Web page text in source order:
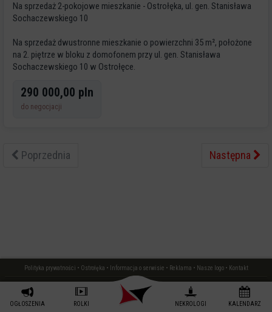
Na sprzedaż 2-pokojowe mieszkanie - Ostrołęka, ul. gen. Stanisława
Sochaczewskiego 10
Na sprzedaż dwustronne mieszkanie o powierzchni 35 m², położone
na 2. piętrze w bloku z domofonem przy ul. gen. Stanisława
Sochaczewskiego 10 w Ostrołęce.
Lokal jest
290 000,00 pln
do negocjacji
Poprzednia Następna
Polityka prywatności • Ostrołęka • Informacja o serwisie • Reklama • Nasze logo• Kontakt
eOstrołęka © 2006 - 2026 JML Sp. z o.o.
czas: 0.00 s.
OGŁOSZENIA ROLKI NEKROLOGI KALENDARZ